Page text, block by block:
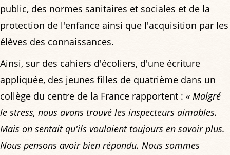
public, des normes sanitaires et sociales et de la
protection de l'enfance ainsi que l'acquisition par les
élèves des connaissances.
Ainsi, sur des cahiers d'écoliers, d'une écriture
appliquée, des jeunes filles de quatrième dans un
collège du centre de la France rapportent : « Malgré
le stress, nous avons trouvé les inspecteurs aimables.
Mais on sentait qu'ils voulaient toujours en savoir plus.
Nous pensons avoir bien répondu. Nous sommes